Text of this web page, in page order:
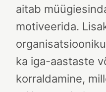
aitab
motiveerida.
ka iga-aastaste
korraldamine,